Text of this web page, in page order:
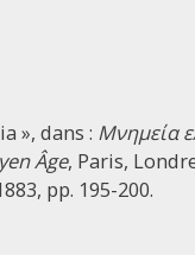
», dans : Μνημεία
Âge, Paris,
pp. 195-200.